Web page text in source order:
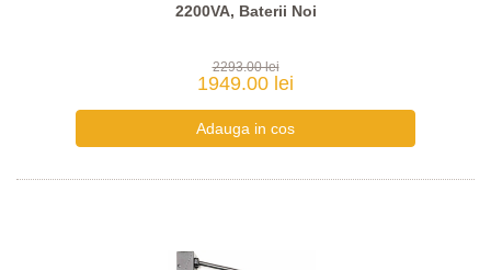
2200VA, Baterii Noi
2293.00 lei
1949.00 lei